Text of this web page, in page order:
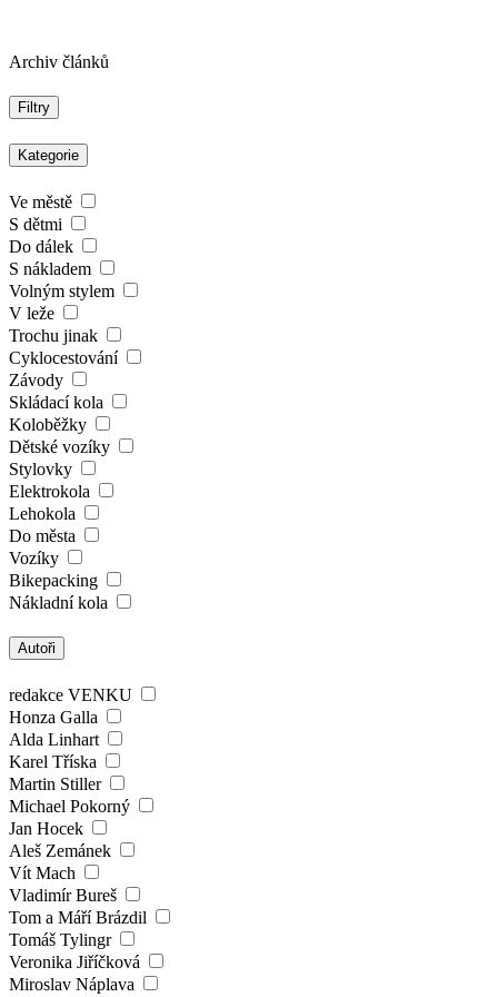
Archiv článků
Filtry
Kategorie
Ve městě
S dětmi
Do dálek
S nákladem
Volným stylem
V leže
Trochu jinak
Cyklocestování
Závody
Skládací kola
Koloběžky
Dětské vozíky
Stylovky
Elektrokola
Lehokola
Do města
Vozíky
Bikepacking
Nákladní kola
Autoři
redakce VENKU
Honza Galla
Alda Linhart
Karel Tříska
Martin Stiller
Michael Pokorný
Jan Hocek
Aleš Zemánek
Vít Mach
Vladimír Bureš
Tom a Máří Brázdil
Tomáš Tylingr
Veronika Jiříčková
Miroslav Náplava